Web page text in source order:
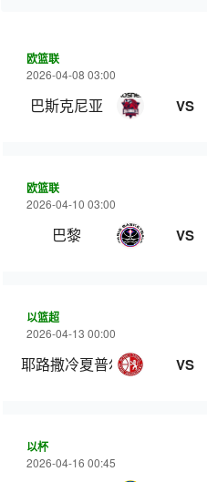
欧篮联
2026-04-08 03:00
巴斯克尼亚 VS
欧篮联
2026-04-10 03:00
巴黎 VS
以篮超
2026-04-13 00:00
耶路撒冷夏普尔 VS
以杯
2026-04-16 00:45